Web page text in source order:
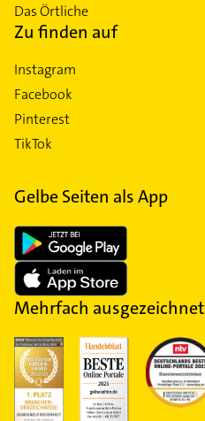
Das Örtliche
Zu finden auf
Instagram
Facebook
Pinterest
TikTok
Gelbe Seiten als App
Mehrfach ausgezeichnet